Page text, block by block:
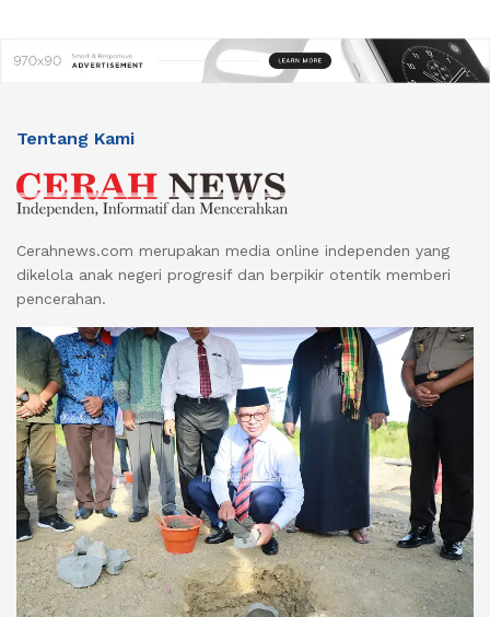
Tentang Kami
Cerahnews.com merupakan media online independen yang
dikelola anak negeri progresif dan berpikir otentik memberi
pencerahan.